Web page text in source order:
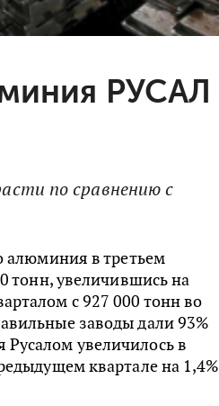
РУСАЛ
по сравнению с
алюминия в третьем
тонн, увеличившись на
с 927 000 тонн во
заводы дали 93%
увеличилось в
квартале на 1,4%